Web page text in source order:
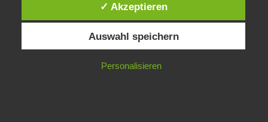
✓ Akzeptieren
Auswahl speichern
Personalisieren